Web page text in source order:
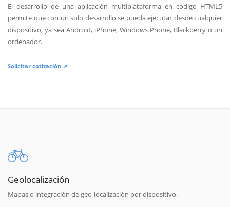
El desarrollo de una aplicación multiplataforma en código HTML5
permite que con un solo desarrollo se pueda ejecutar desde cualquier
dispositivo, ya sea Android, iPhone, Windows Phone, Blackberry o un
ordenador.
Solicitar cotización ↗
Geolocalización
Mapas o integración de geo-localización por dispositivo.